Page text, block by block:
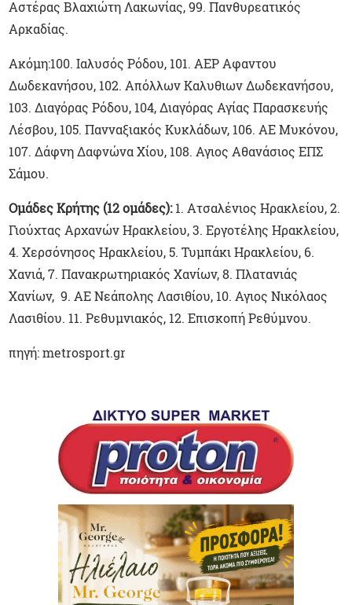
Αστέρας Βλαχιώτη Λακωνίας, 99. Πανθυρεατικός
Αρκαδίας.
Ακόμη:100. Ιαλυσός Ρόδου, 101. ΑΕΡ Αφαντου
Δωδεκανήσου, 102. Απόλλων Καλυθιων Δωδεκανήσου,
103. Διαγόρας Ρόδου, 104, Διαγόρας Αγίας Παρασκευής
Λέσβου, 105. Πανναξιακός Κυκλάδων, 106. ΑΕ Μυκόνου,
107. Δάφνη Δαφνώνα Χίου, 108. Αγιος Αθανάσιος EΠΣ
Σάμου.
Ομάδες Κρήτης (12 ομάδες):1. Ατσαλένιος Ηρακλείου, 2.
Γιούχτας Αρχανών Ηρακλείου, 3. Εργοτέλης Ηρακλείου,
4. Χερσόνησος Ηρακλείου, 5. Τυμπάκι Ηρακλείου, 6.
Χανιά, 7. Πανακρωτηριακός Χανίων, 8. Πλατανιάς
Χανίων, 9. ΑΕ Νεάπολης Λασιθίου, 10. Αγιος Νικόλαος
Λασιθίου. 11. Ρεθυμνιακός, 12. Επισκοπή Ρεθύμνου.
πηγή: metrosport.gr